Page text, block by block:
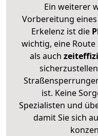
Ein weiterer
Vorbereitung
Erkelenz ist die
wichtig, eine
als auch
ist. Keine
Spezialisten und
damit Sie sich